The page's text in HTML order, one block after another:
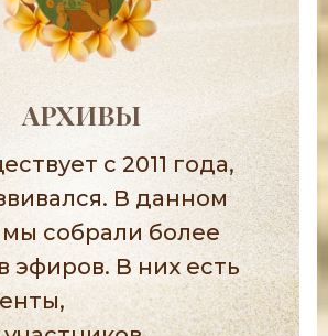
АРХИВЫ
с 2011 года,
В данном
собрали более
эфиров. В них есть